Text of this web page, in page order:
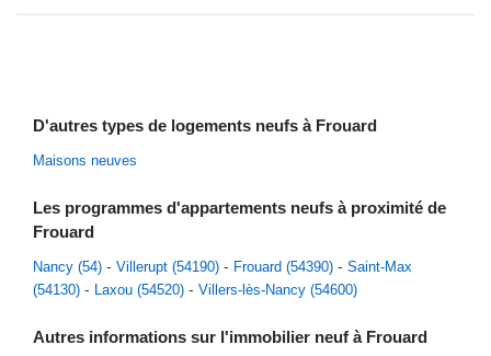
D'autres types de logements neufs à Frouard
Maisons neuves
Les programmes d'appartements neufs à proximité de
Frouard
Nancy (54) Villerupt (54190) Frouard (54390)
Saint-Max
(54130)
Laxou (54520) Villers-lès-Nancy (54600)
Autres informations sur l'immobilier neuf à Frouard